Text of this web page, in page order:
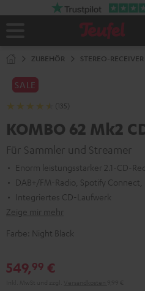
Startseite
ZUBEHÖR STEREO-RECEIVER
SALE
(135)
KOMBO 62 Mk2
Für Sammler und Streamer
Enorm leistungsstarker 2.1-CD-
DAB+/FM-Radio, Spotify
Integriertes CD-Laufwerk
Zeige mir mehr
Farbe: Night Black
549,99 €